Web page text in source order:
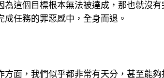
為這個目標根本無法被達成，那也就沒
成任務的罪惡感中，全身而退。
方面，我們似乎都非常有天分，甚至能